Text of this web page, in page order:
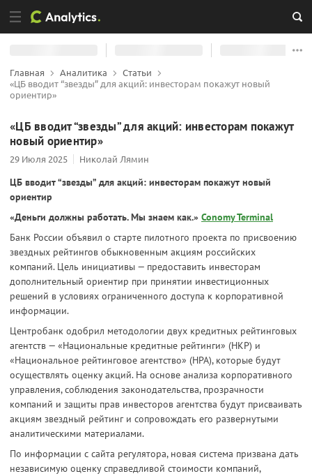
Главная Аналитика
Статьи
«ЦБ вводит “звезды” для акций: инвесторам покажут новый
ориентир»
«ЦБ вводит “звезды” для акций: инвесторам покажут
новый ориентир»
29 Июля 2025 Николай Лямин
ЦБ вводит “звезды” для акций: инвесторам покажут новый
ориентир
«Деньги должны работать. Мы знаем как.» Conomy Terminal
Банк России объявил о старте пилотного проекта по присвоению
звездных рейтингов обыкновенным акциям российских
компаний. Цель инициативы — предоставить инвесторам
дополнительный ориентир при принятии инвестиционных
решений в условиях ограниченного доступа к корпоративной
информации.
Центробанк одобрил методологии двух кредитных рейтинговых
агентств — «Национальные кредитные рейтинги» (НКР) и
«Национальное рейтинговое агентство» (НРА), которые будут
осуществлять оценку акций. На основе анализа корпоративного
управления, соблюдения законодательства, прозрачности
компаний и защиты прав инвесторов агентства будут присваивать
акциям звездный рейтинг и сопровождать его развернутыми
аналитическими материалами.
По информации с сайта регулятора, новая система призвана дать
независимую оценку справедливой стоимости компаний,